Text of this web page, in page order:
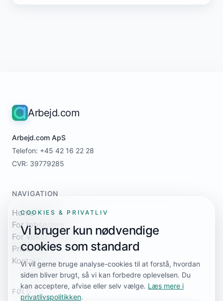
Arbejd.com
Arbejd.com ApS
Telefon: +45 42 16 22 28
CVR: 39779285
NAVIGATION
Home
For jobsøgere
For virksomheder
Priser
Kontakt
FØLG OS
COOKIES & PRIVATLIV
Vi bruger kun nødvendige
cookies som standard
Vi vil gerne bruge analyse-cookies til at forstå, hvordan
siden bliver brugt, så vi kan forbedre oplevelsen. Du
kan acceptere, afvise eller selv vælge. Læs mere i
privatlivspolitikken.